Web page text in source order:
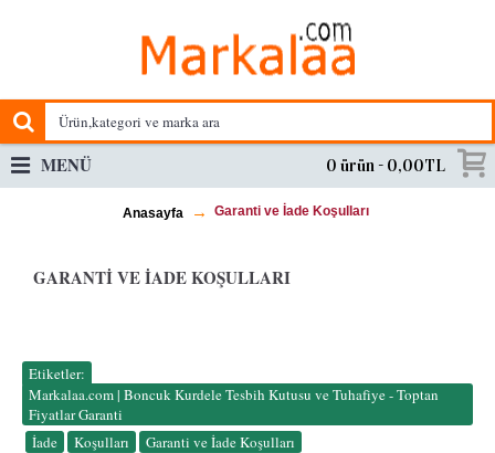
0 ürün - 0,00TL
MENÜ
Anasayfa Garanti ve İade Koşulları
GARANTI VE İADE KOŞULLARI
Etiketler:
Markalaa.com | Boncuk Kurdele Tesbih Kutusu ve Tuhafiye - Toptan
Fiyatlar Garanti
İade Koşulları Garanti ve İade Koşulları